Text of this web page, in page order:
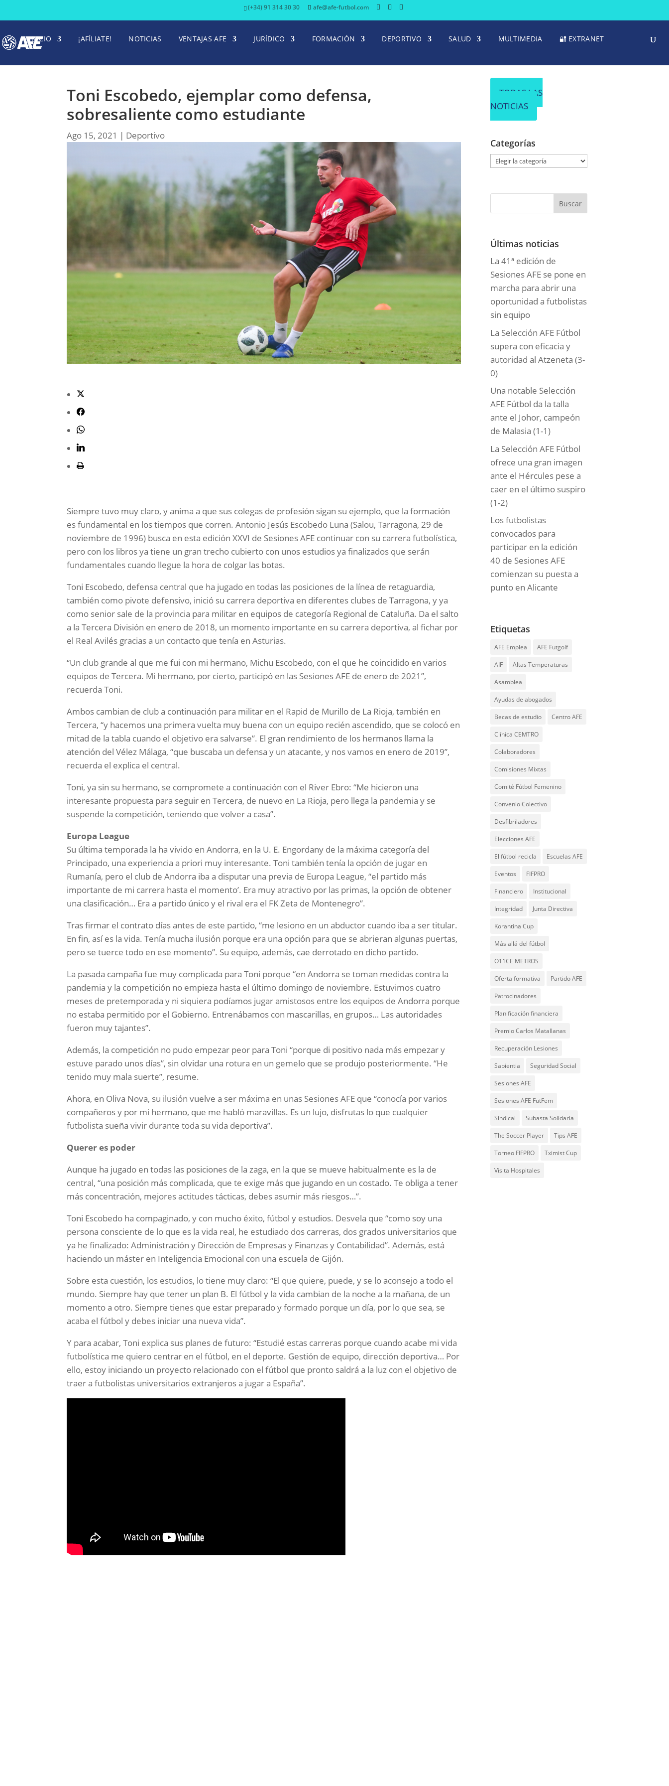
(+34) 91 314 30 30 afe@afe-futbol.com
INICIO ¡AFÍLIATE! NOTICIAS VENTAJAS AFE JURÍDICO FORMACIÓN DEPORTIVO SALUD MULTIMEDIA 🔐 EXTRANET
Toni Escobedo, ejemplar como defensa,
sobresaliente como estudiante
Ago 15, 2021 | Deportivo
Siempre tuvo muy claro, y anima a que sus colegas de profesión sigan su ejemplo, que la formación
es fundamental en los tiempos que corren. Antonio Jesús Escobedo Luna (Salou, Tarragona, 29 de
noviembre de 1996) busca en esta edición XXVI de Sesiones AFE continuar con su carrera futbolística,
pero con los libros ya tiene un gran trecho cubierto con unos estudios ya finalizados que serán
fundamentales cuando llegue la hora de colgar las botas.
Toni Escobedo, defensa central que ha jugado en todas las posiciones de la línea de retaguardia,
también como pivote defensivo, inició su carrera deportiva en diferentes clubes de Tarragona, y ya
como senior sale de la provincia para militar en equipos de categoría Regional de Cataluña. Da el salto
a la Tercera División en enero de 2018, un momento importante en su carrera deportiva, al fichar por
el Real Avilés gracias a un contacto que tenía en Asturias.
“Un club grande al que me fui con mi hermano, Michu Escobedo, con el que he coincidido en varios
equipos de Tercera. Mi hermano, por cierto, participó en las Sesiones AFE de enero de 2021”,
recuerda Toni.
Ambos cambian de club a continuación para militar en el Rapid de Murillo de La Rioja, también en
Tercera, “y hacemos una primera vuelta muy buena con un equipo recién ascendido, que se colocó en
mitad de la tabla cuando el objetivo era salvarse”. El gran rendimiento de los hermanos llama la
atención del Vélez Málaga, “que buscaba un defensa y un atacante, y nos vamos en enero de 2019”,
recuerda el explica el central.
Toni, ya sin su hermano, se compromete a continuación con el River Ebro: “Me hicieron una
interesante propuesta para seguir en Tercera, de nuevo en La Rioja, pero llega la pandemia y se
suspende la competición, teniendo que volver a casa”.
Europa League
Su última temporada la ha vivido en Andorra, en la U. E. Engordany de la máxima categoría del
Principado, una experiencia a priori muy interesante. Toni también tenía la opción de jugar en
Rumanía, pero el club de Andorra iba a disputar una previa de Europa League, “el partido más
importante de mi carrera hasta el momento’. Era muy atractivo por las primas, la opción de obtener
una clasificación… Era a partido único y el rival era el FK Zeta de Montenegro”.
Tras firmar el contrato días antes de este partido, “me lesiono en un abductor cuando iba a ser titular.
En fin, así es la vida. Tenía mucha ilusión porque era una opción para que se abrieran algunas puertas,
pero se tuerce todo en ese momento”. Su equipo, además, cae derrotado en dicho partido.
La pasada campaña fue muy complicada para Toni porque “en Andorra se toman medidas contra la
pandemia y la competición no empieza hasta el último domingo de noviembre. Estuvimos cuatro
meses de pretemporada y ni siquiera podíamos jugar amistosos entre los equipos de Andorra porque
no estaba permitido por el Gobierno. Entrenábamos con mascarillas, en grupos… Las autoridades
fueron muy tajantes”.
Además, la competición no pudo empezar peor para Toni “porque di positivo nada más empezar y
estuve parado unos días”, sin olvidar una rotura en un gemelo que se produjo posteriormente. “He
tenido muy mala suerte”, resume.
Ahora, en Oliva Nova, su ilusión vuelve a ser máxima en unas Sesiones AFE que “conocía por varios
compañeros y por mi hermano, que me habló maravillas. Es un lujo, disfrutas lo que cualquier
futbolista sueña vivir durante toda su vida deportiva”.
Querer es poder
Aunque ha jugado en todas las posiciones de la zaga, en la que se mueve habitualmente es la de
central, “una posición más complicada, que te exige más que jugando en un costado. Te obliga a tener
más concentración, mejores actitudes tácticas, debes asumir más riesgos…”.
Toni Escobedo ha compaginado, y con mucho éxito, fútbol y estudios. Desvela que “como soy una
persona consciente de lo que es la vida real, he estudiado dos carreras, dos grados universitarios que
ya he finalizado: Administración y Dirección de Empresas y Finanzas y Contabilidad”. Además, está
haciendo un máster en Inteligencia Emocional con una escuela de Gijón.
Sobre esta cuestión, los estudios, lo tiene muy claro: “El que quiere, puede, y se lo aconsejo a todo el
mundo. Siempre hay que tener un plan B. El fútbol y la vida cambian de la noche a la mañana, de un
momento a otro. Siempre tienes que estar preparado y formado porque un día, por lo que sea, se
acaba el fútbol y debes iniciar una nueva vida”.
Y para acabar, Toni explica sus planes de futuro: “Estudié estas carreras porque cuando acabe mi vida
futbolística me quiero centrar en el fútbol, en el deporte. Gestión de equipo, dirección deportiva… Por
ello, estoy iniciando un proyecto relacionado con el fútbol que pronto saldrá a la luz con el objetivo de
traer a futbolistas universitarios extranjeros a jugar a España”.
TODAS LAS
NOTICIAS
Categorías
g
r
a
s
Últimas noticias
La 41ª edición de
Sesiones AFE se pone en
marcha para abrir una
oportunidad a futbolistas
sin equipo
La Selección AFE Fútbol
supera con eficacia y
autoridad al Atzeneta (3-
0)
Una notable Selección
AFE Fútbol da la talla
ante el Johor, campeón
de Malasia (1-1)
La Selección AFE Fútbol
ofrece una gran imagen
ante el Hércules pese a
caer en el último suspiro
(1-2)
Los futbolistas
convocados para
participar en la edición
40 de Sesiones AFE
comienzan su puesta a
punto en Alicante
Etiquetas
AFE Emplea AFE Futgolf
AIF Altas Temperaturas
Asamblea
Ayudas de abogados
Becas de estudio Centro AFE
Clínica CEMTRO
Colaboradores
Comisiones Mixtas
Comité Fútbol Femenino
Convenio Colectivo
Desfibriladores
Elecciones AFE
El fútbol recicla Escuelas AFE
Eventos FIFPRO
Financiero Institucional
Integridad Junta Directiva
Korantina Cup
Más allá del fútbol
O11CE METROS
Oferta formativa Partido AFE
Patrocinadores
Planificación financiera
Premio Carlos Matallanas
Recuperación Lesiones
Sapientia Seguridad Social
Sesiones AFE
Sesiones AFE FutFem
Sindical Subasta Solidaria
The Soccer Player Tips AFE
Torneo FIFPRO Tximist Cup
Visita Hospitales